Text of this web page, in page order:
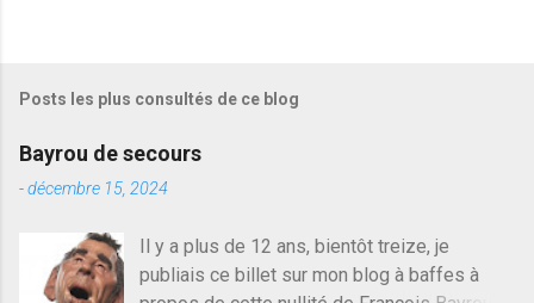
t
e
r
u
m
m
Posts les plus consultés de ce blog
Bayrou de secours
-décembre 15, 2024
Il y a plus de 12 ans, bientôt treize, je
publiais ce billet sur mon blog à baffes à